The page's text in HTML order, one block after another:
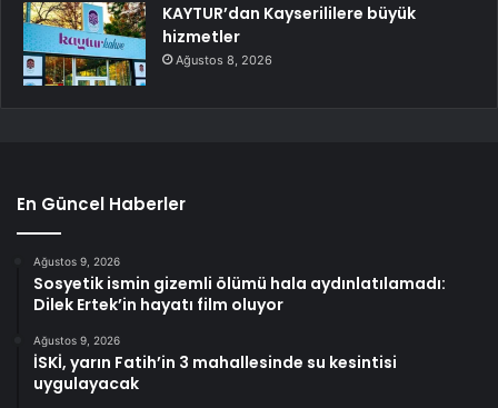
KAYTUR’dan Kayserililere büyük
hizmetler
Ağustos 8, 2026
En Güncel Haberler
Ağustos 9, 2026
Sosyetik ismin gizemli ölümü hala aydınlatılamadı:
Dilek Ertek’in hayatı film oluyor
Ağustos 9, 2026
İSKİ, yarın Fatih’in 3 mahallesinde su kesintisi
uygulayacak